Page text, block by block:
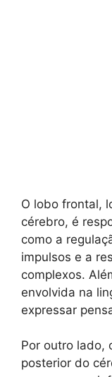
O lobo frontal,
cérebro, é
como a
impulsos e a
complexos.
envolvida na
expressar
Por outro lado,
posterior do